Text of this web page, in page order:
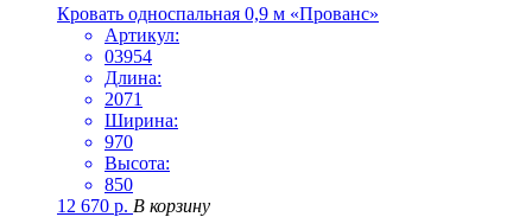
Кровать односпальная 0,9 м «Прованс»
Артикул:
03954
Длина:
2071
Ширина:
970
Высота:
850
12 670 р. В корзину